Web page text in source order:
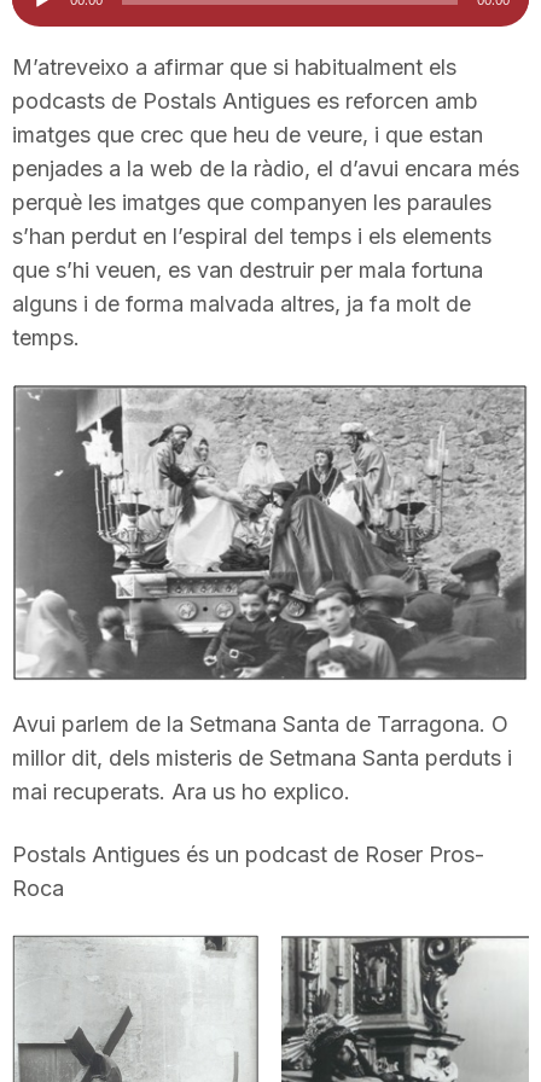
i
u
t
t
a
r
r
d'àudio
M’atreveixo a afirmar que si habitualment els
podcasts de Postals Antigues es reforcen amb
imatges que crec que heu de veure, i que estan
penjades a la web de la ràdio, el d’avui encara més
perquè les imatges que companyen les paraules
s’han perdut en l’espiral del temps i els elements
que s’hi veuen, es van destruir per mala fortuna
alguns i de forma malvada altres, ja fa molt de
temps.
Avui parlem de la Setmana Santa de Tarragona. O
millor dit, dels misteris de Setmana Santa perduts i
mai recuperats. Ara us ho explico.
Postals Antigues és un podcast de Roser Pros-
Roca